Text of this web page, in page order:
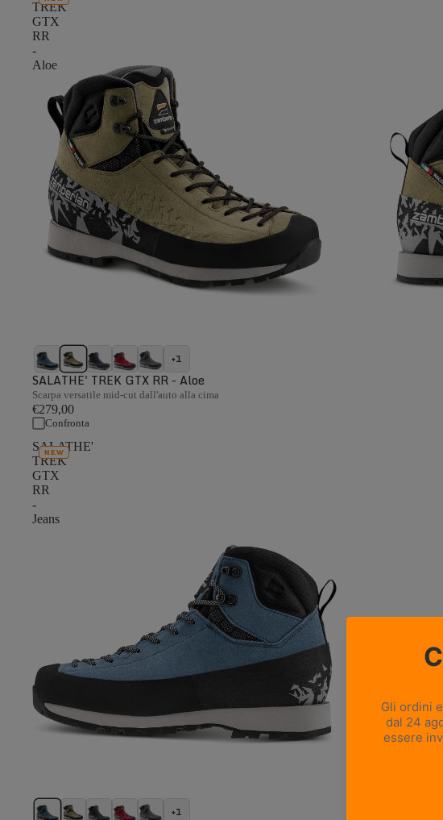
TREK
GTX
RR
-
Aloe
+1
SALATHE' TREK GTX RR - Aloe
Scarpa versatile mid-cut dall'auto alla cima
€279,00
Confronta
SALATHE'
TREK
GTX
RR
-
Jeans
NEW
+1